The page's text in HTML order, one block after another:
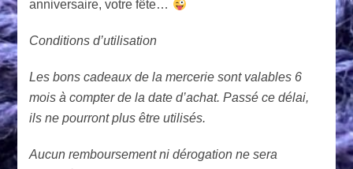
anniversaire, votre fête…
Conditions d’utilisation
Les bons cadeaux de la mercerie sont valables 6
mois à compter de la date d’achat. Passé ce délai,
ils ne pourront plus être utilisés.
Aucun remboursement ni dérogation ne sera